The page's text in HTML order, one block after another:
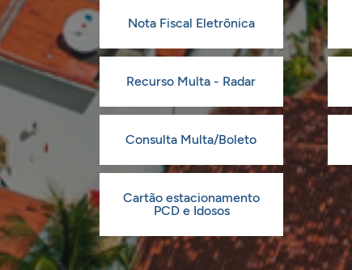
Nota Fiscal Eletrônica
Recurso Multa - Radar
Consulta Multa/Boleto
Cartão estacionamento
PCD e Idosos